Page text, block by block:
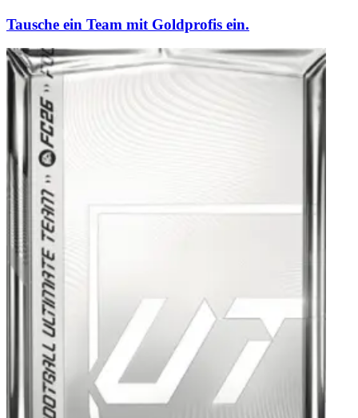
Tausche ein Team mit Goldprofis ein.